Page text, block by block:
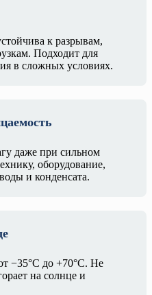
к разрывам,
Подходит для
в сложных условиях.
даже при сильном
оборудование,
и конденсата.
−35°C до +70°C. Не
на солнце и